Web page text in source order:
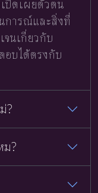
เปิดเผยตัวตน
การณ์และสิ่งที่
นเกี่ยวกับ
อบได้ตรงกับ
?
ม?